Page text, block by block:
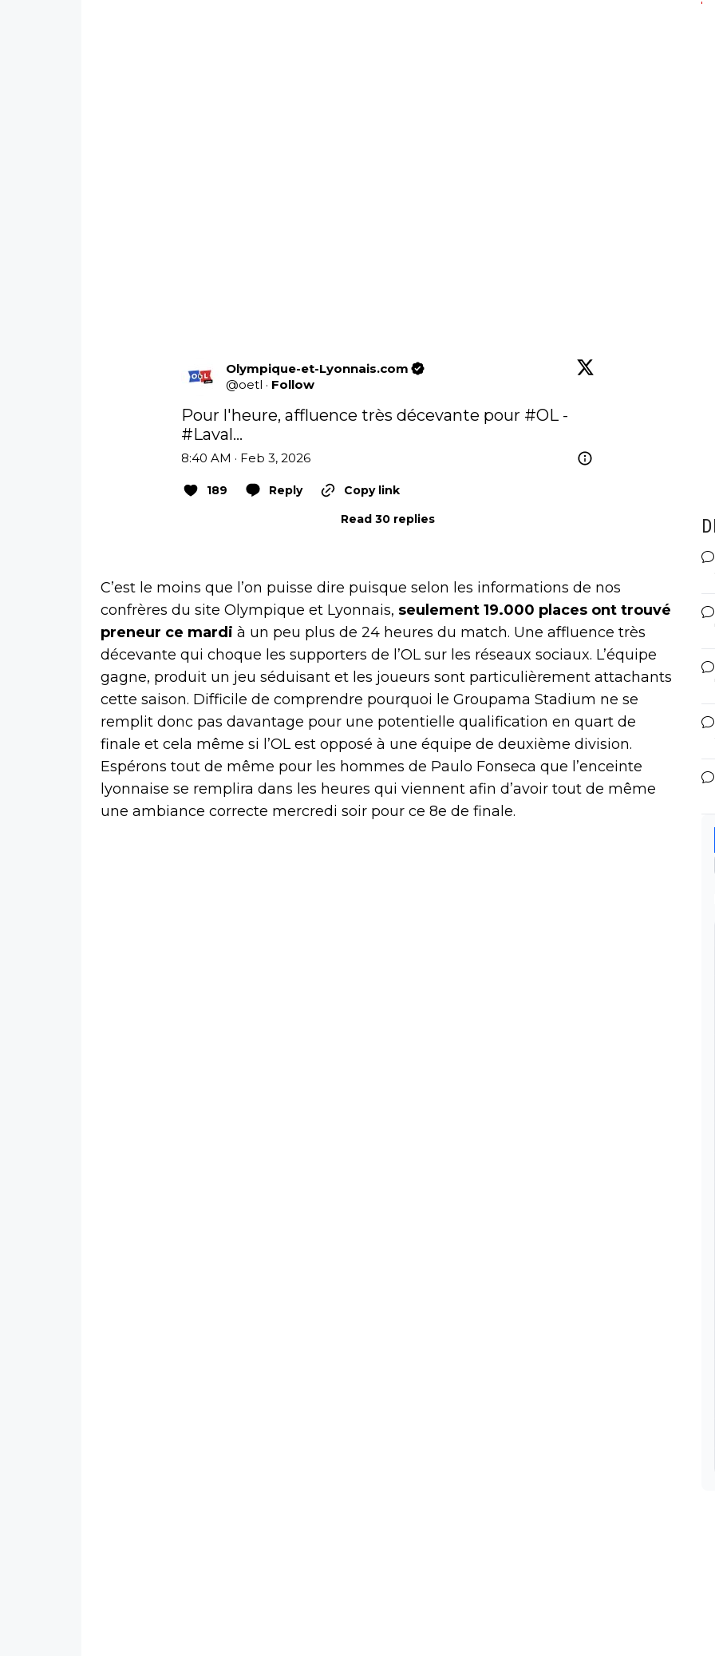
Olympique-et-Lyonnais.com
@oetl · Follow
Pour l'heure, affluence très décevante pour #OL
#Laval...
8:40 AM · Feb 3, 2026
189 Reply
Copy link
Read 30 replies
C’est le moins que l’on puisse dire puisque selon les informations de nos
confrères du site Olympique et Lyonnais, seulement 19.000 places ont trouvé
preneur ce mardi à un peu plus de 24 heures du match. Une affluence très
décevante qui choque les supporters de l’OL sur les réseaux sociaux. L’équipe
gagne, produit un jeu séduisant et les joueurs sont particulièrement attachants
cette saison. Difficile de comprendre pourquoi le Groupama Stadium ne se
remplit donc pas davantage pour une potentielle qualification en quart de
finale et cela même si l’OL est opposé à une équipe de deuxième division.
Espérons tout de même pour les hommes de Paulo Fonseca que l’enceinte
lyonnaise se remplira dans les heures qui viennent afin d’avoir tout de même
une ambiance correcte mercredi soir pour ce 8e de finale.